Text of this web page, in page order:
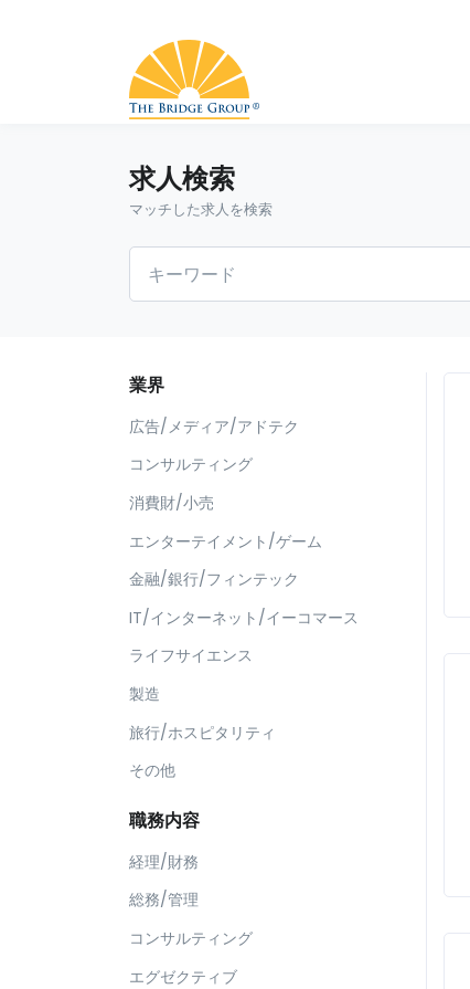
求人検索
マッチした求人を検索
業界
広告/メディア/アドテク
コンサルティング
消費財/小売
エンターテイメント/ゲーム
金融/銀行/フィンテック
IT/インターネット/イーコマース
ライフサイエンス
製造
旅行/ホスピタリティ
その他
職務内容
経理/財務
総務/管理
コンサルティング
エグゼクティブ